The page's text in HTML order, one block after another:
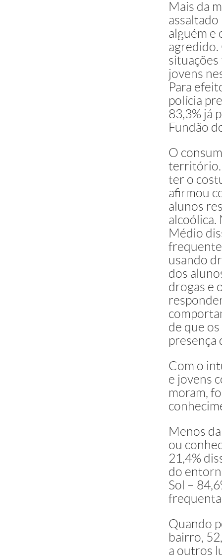
Jardim
Fonte: Fundação
Mais da
assaltado
alguém e
agredido.
jovens
Para
polícia
83,3% já
Fundão
O
território.
ter o
afirmou
alunos
alcoólica.
Médio
frequente
usando
dos
drogas e
de que
presença
Com o
e jovens
moram,
Menos
ou
21,4%
do
Sol –
Quando
bairro,
a outros